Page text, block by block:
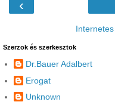
‹
Szerzok és szerkesztok
Dr.Bauer Adalbert
Erogat
Unknown